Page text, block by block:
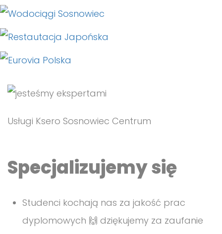
Usługi Ksero Sosnowiec Centrum
Specjalizujemy się
Studenci kochają nas za jakość prac
dyplomowych 🙌 dziękujemy za zaufanie